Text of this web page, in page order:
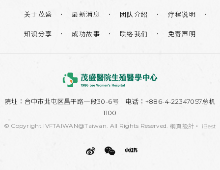
关于茂盛 最新消息 团队介绍 疗程说明
知识分享 成功故事 联络我们 免责声明
院址： 台中市北屯区昌平路一段30-6号 电话：+886-4-22347057总机
1100
© Copyright IVFTAIWAN@Taiwan. All Rights Reserved. 網頁設計 ‧ iBest